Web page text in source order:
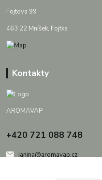
Fojtova 99
463 22 Mníšek, Fojtka
Kontakty
AROMAVAP
+420 721 088 748
janina@aromavap.cz